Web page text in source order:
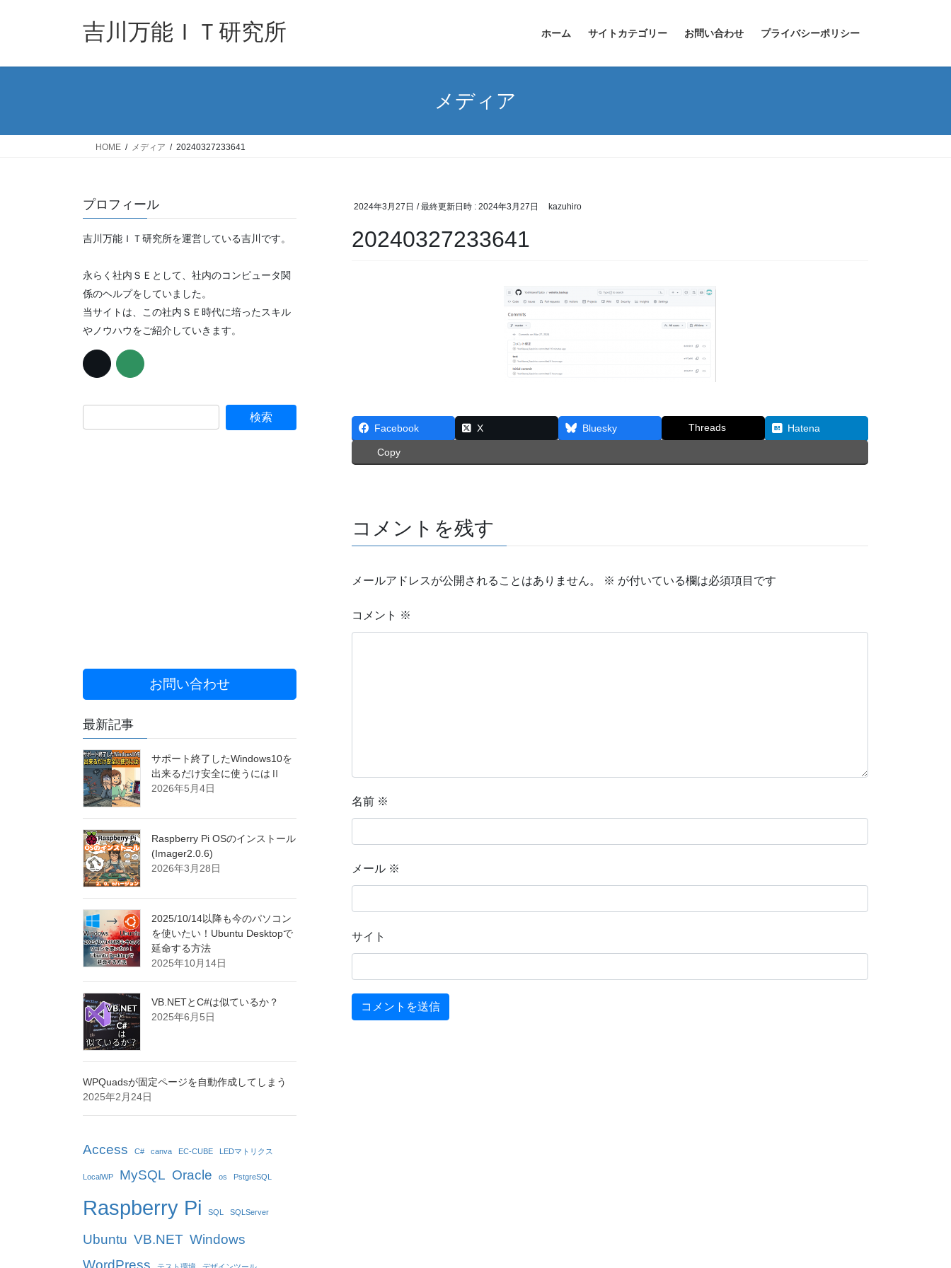
吉川万能ＩＴ研究所 ホーム サイトカテゴリー お問い合わせ プライバシーポリシー
メディア
HOME メディア 20240327233641
2024年3月27日 / 最終更新日時 : 2024年3月27日 kazuhiro
20240327233641
Facebook X Bluesky Threads Hatena
Copy
コメントを残す
メールアドレスが公開されることはありません。 ※ が付いている欄は必須項目です
コメント ※
名前 ※
メール ※
サイト
プロフィール
吉川万能ＩＴ研究所を運営している吉川です。
永らく社内ＳＥとして、社内のコンピュータ関
係のヘルプをしていました。
当サイトは、この社内ＳＥ時代に培ったスキル
やノウハウをご紹介していきます。
お問い合わせ
最新記事
サポート終了したWindows10を
出来るだけ安全に使うにはⅡ
2026年5月4日
Raspberry Pi OSのインストール
(Imager2.0.6)
2026年3月28日
2025/10/14以降も今のパソコン
を使いたい！Ubuntu Desktopで
延命する方法
2025年10月14日
VB.NETとC#は似ているか？
2025年6月5日
WPQuadsが固定ページを自動作成してしまう
2025年2月24日
Access C# canva EC-CUBE LEDマトリクス
LocalWP MySQL Oracle os PstgreSQL
Raspberry Pi SQL SQLServer
Ubuntu VB.NET Windows
WordPress
テスト環境 デザインツール